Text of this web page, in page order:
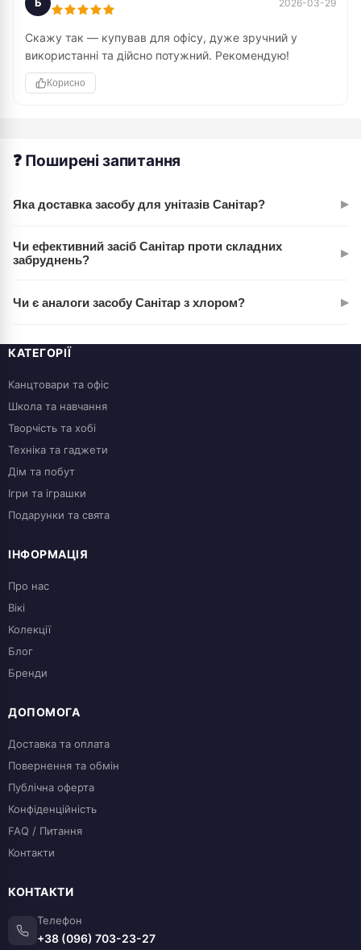
2026-03-29
Скажу так — купував для офісу, дуже зручний у
використанні та дійсно потужний. Рекомендую!
Корисно
❓ Поширені запитання
Яка доставка засобу для унітазів Санітар? ▸
Детальніше про терміни та вартість доставки можна
Чи ефективний засіб Санітар проти складних
забруднень?
▸
найзапеклішими забрудненнями, такими як сечовий камінь,
Чи є аналоги засобу Санітар з хлором? ▸
засобів для чищення унітазів. Рекомендуємо ознайомитись
КАТЕГОРІЇ
Канцтовари та офіс
Школа та навчання
Творчість та хобі
Техніка та гаджети
Дім та побут
Ігри та іграшки
Подарунки та свята
ІНФОРМАЦІЯ
Про нас
Вікі
Колекції
Блог
Бренди
ДОПОМОГА
Доставка та оплата
Повернення та обмін
Публічна оферта
Конфіденційність
FAQ / Питання
Контакти
КОНТАКТИ
Телефон
+38 (096) 703-23-27